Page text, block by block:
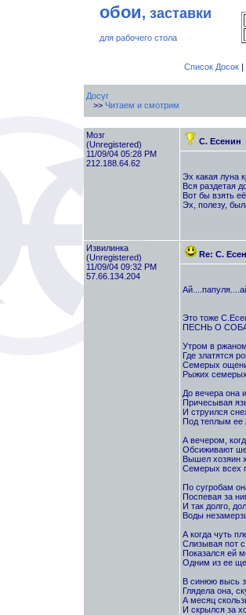
обои, заставки
для рабочего стола
Список Досок|
Досуг
>> Читаем и смотрим
Мозг
(Unregistered)
11/09/04 05:28 PM
212.188.64.62
С. Есенин
Эх какая луна
Вся раздетая
Вот бы взять
Эх, полезу,
Извилинка
(Unregistered)
11/09/04 09:32 PM
57.66.134.204
Re: С.
Это тоже
ПЕСНЬ О
Утром в ржаном
Где златятся
Семерых
Рыжих
До вечера она
Причесывая
И струился
Под теплым ее
А вечером,
Обсиживают
Вышел хозяин
Семерых всех
По сугробам
Поспевая за
И так долго,
Воды
А когда чуть
Слизывая пот с
Показался ей
Одним из ее
В синюю высь
Глядела она,
А месяц
И скрылся за